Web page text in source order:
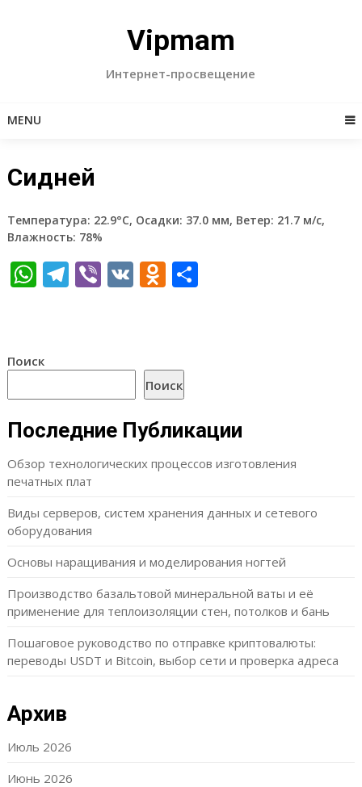
Vipmam
Интернет-просвещение
MENU
Сидней
Температура: 22.9°C, Осадки: 37.0 мм, Ветер: 21.7 м/с,
Влажность: 78%
WhatsApp
Telegram
Viber
VKOdnoklassniki
Отправить
Поиск
Поиск
Последние Публикации
Обзор технологических процессов изготовления
печатных плат
Виды серверов, систем хранения данных и сетевого
оборудования
Основы наращивания и моделирования ногтей
Производство базальтовой минеральной ваты и её
применение для теплоизоляции стен, потолков и бань
Пошаговое руководство по отправке криптовалюты:
переводы USDT и Bitcoin, выбор сети и проверка адреса
Архив
Июль 2026
Июнь 2026